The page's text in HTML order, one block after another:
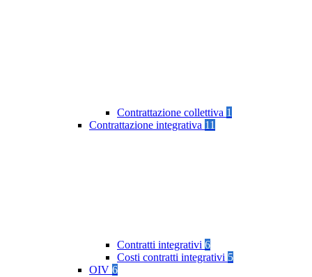
Contrattazione collettiva 1
Contrattazione integrativa 11
Contratti integrativi 6
Costi contratti integrativi 5
OIV 6